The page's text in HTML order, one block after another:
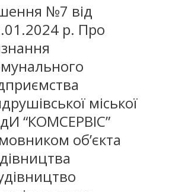
№7 від
р. Про
міської
“КОМСЕРВІС”
об’єкта